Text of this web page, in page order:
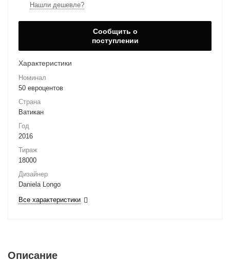
Нашли дешевле?
Сообщить о
поступлении
Характеристики
Номинал
50 евроцентов
Страна
Ватикан
Год
2016
Тираж
18000
Дизайнер
Daniela Longo
Все характеристики
Описание